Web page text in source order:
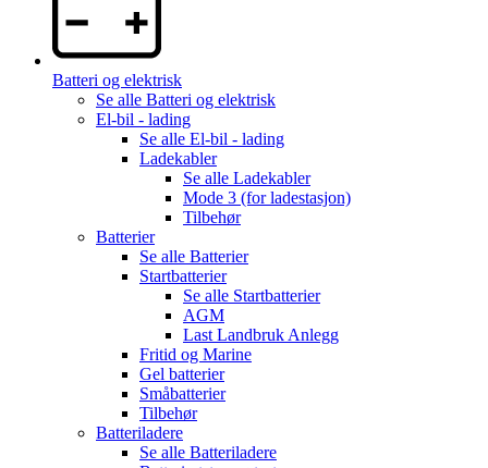
Batteri og elektrisk
Se alle Batteri og elektrisk
El-bil - lading
Se alle El-bil - lading
Ladekabler
Se alle Ladekabler
Mode 3 (for ladestasjon)
Tilbehør
Batterier
Se alle Batterier
Startbatterier
Se alle Startbatterier
AGM
Last Landbruk Anlegg
Fritid og Marine
Gel batterier
Småbatterier
Tilbehør
Batteriladere
Se alle Batteriladere